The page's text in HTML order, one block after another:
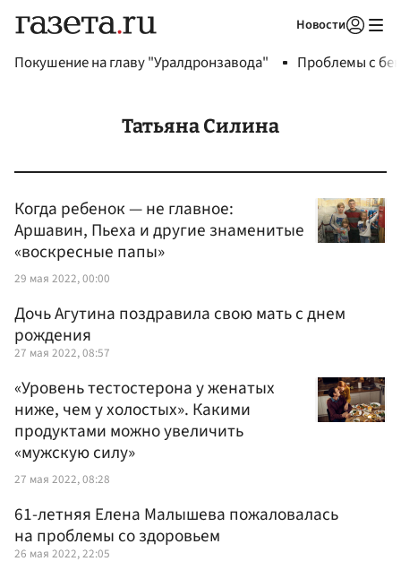
Новости
Покушение на главу "Уралдронзавода" Проблемы с
Татьяна Силина
Когда ребенок — не главное:
Аршавин, Пьеха и другие знаменитые
«воскресные папы»
29 мая 2022, 00:00
Дочь Агутина поздравила свою мать с днем
рождения
27 мая 2022, 08:57
«Уровень тестостерона у женатых
ниже, чем у холостых». Какими
продуктами можно увеличить
«мужскую силу»
27 мая 2022, 08:28
61-летняя Елена Малышева пожаловалась
на проблемы со здоровьем
26 мая 2022, 22:05